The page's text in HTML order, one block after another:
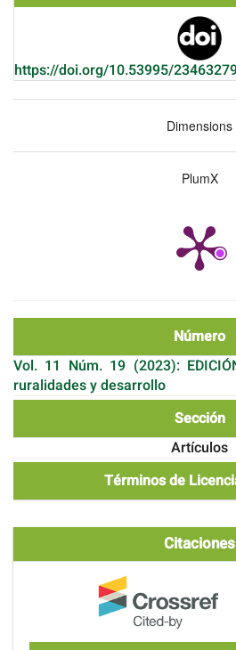
https://doi.org/10.53995/
Dimensions
PlumX
Número
Vol. 11 Núm. 19 (2023):
ruralidades y desarrollo
Sección
Artículos
Términos de
Citaciones